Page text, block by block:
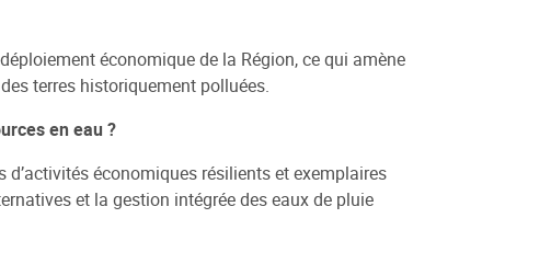
économique de la Région, ce qui amène
terres historiquement polluées.
en eau ?
d’activités économiques résilients et exemplaires
et la gestion intégrée des eaux de pluie